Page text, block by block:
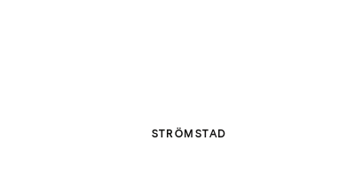
STRÖMSTAD